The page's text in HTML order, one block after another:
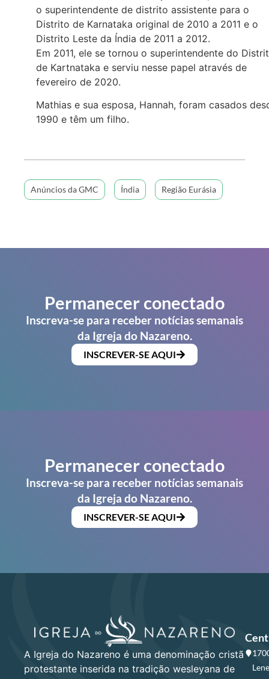
o superintendente de distrito assistente para o
Distrito de Karnataka original de 2010 a 2011 e o
Distrito Leste da Índia de 2011 a 2012.
Em 2011, ele se tornou o superintendente do
de Kartnataka e serviu nesse papel através de
fevereiro de 2020.
Mathias e sua esposa, Hannah, foram casados
1990 e têm um filho.
Anúncios da GMC Índia Região Eurásia
Permanecer conectado
Inscreva-se para receber notícias semanais
da Igreja do Nazareno.
INSCREVER-SE AQUI
Permanecer conectado
Inscreva-se para receber notícias semanais
da Igreja do Nazareno.
INSCREVER-SE AQUI
A Igreja do Nazareno é uma denominação cristã
protestante inserida na tradição wesleyana de